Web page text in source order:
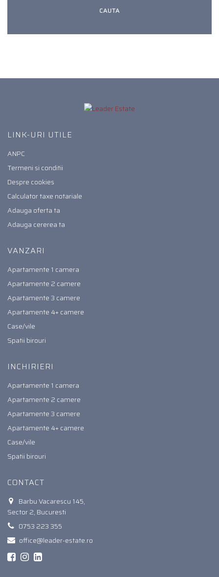
LINK-URI UTILE
ANPC
Termeni si conditii
Despre cookies
Calculator taxe notariale
Adauga oferta ta
Adauga cererea ta
VANZARI
Apartamente 1 camera
Apartamente 2 camere
Apartamente 3 camere
Apartamente 4+ camere
Case/vile
Spatii birouri
INCHIRIERI
Apartamente 1 camera
Apartamente 2 camere
Apartamente 3 camere
Apartamente 4+ camere
Case/vile
Spatii birouri
CONTACT
Barbu Vacarescu 145,
Sector 2, Bucuresti
0753 223 355
office@leader-estate.ro